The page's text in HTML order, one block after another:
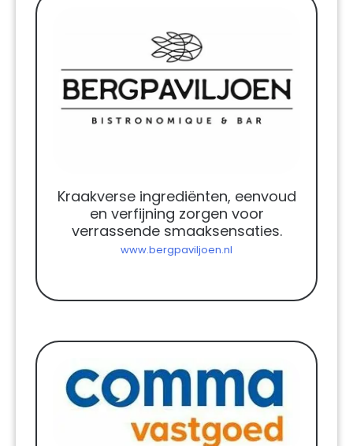
Kraakverse ingrediënten, eenvoud
en verfijning zorgen voor
verrassende smaaksensaties.
www.bergpaviljoen.nl